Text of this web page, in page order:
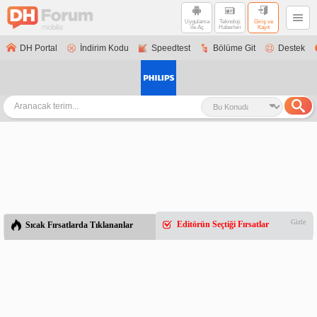
Uygulama
ile Aç
Teknoloji
Haberleri
Giriş ve
Kayıt
DH Portal İndirim Kodu Speedtest Bölüme Git Destek
Sıcak Fırsatlarda Tıklananlar Editörün Seçtiği Fırsatlar Gizle